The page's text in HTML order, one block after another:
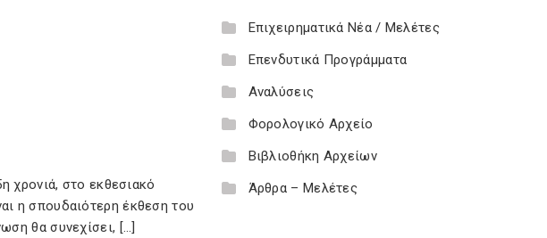
χρονιά, στο εκθεσιακό
η σπουδαιότερη έκθεση του
θα συνεχίσει, […]
Επιχειρηματικά Νέα / Μελέτες
Επενδυτικά Προγράμματα
Αναλύσεις
Φορολογικό Αρχείο
Βιβλιοθήκη Αρχείων
Άρθρα – Μελέτες